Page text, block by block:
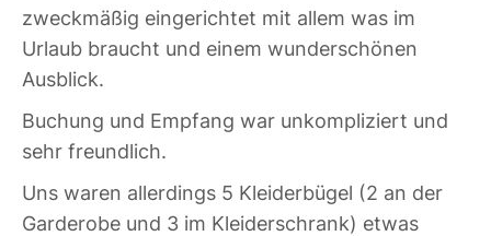
zweckmäßig eingerichtet mit allem was im
Urlaub braucht und einem wunderschönen
Ausblick.
Buchung und Empfang war unkompliziert und
sehr freundlich.
Uns waren allerdings 5 Kleiderbügel (2 an der
Garderobe und 3 im Kleiderschrank) etwas